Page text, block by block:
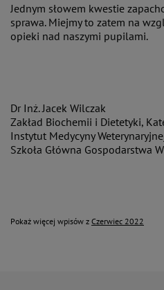
Jednym słowem kwestie
sprawa. Miejmy to zatem na
opieki nad naszymi pupilami.
Dr Inż. Jacek Wilczak
Zakład Biochemii i Dietetyki,
Instytut Medycyny
Szkoła Główna Gospodarstwa
Pokaż więcej wpisów z Czerwiec 2022